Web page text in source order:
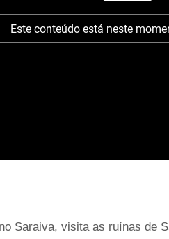
Este conteúdo está neste
Saraiva, visita as ruínas de